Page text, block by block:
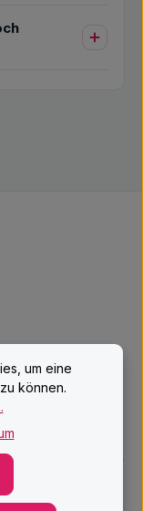
um eine
können.